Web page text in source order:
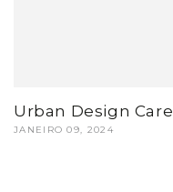
Urban Design Care
JANEIRO 09, 2024